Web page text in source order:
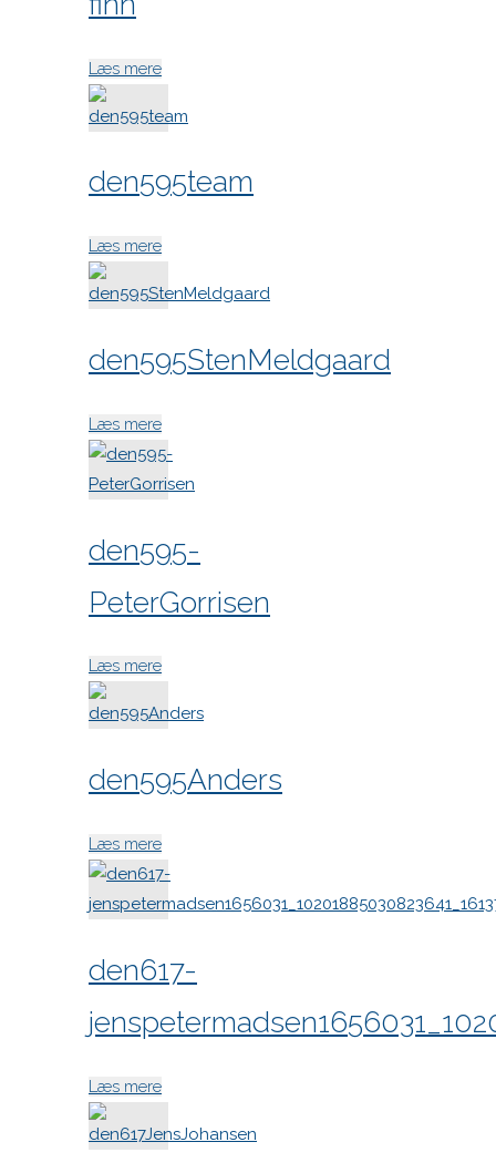
Læs mere"den591-
den595team
Læs mere"den595team"
den595StenMeldgaard
Læs mere"den595StenMeldgaard"
den595-
PeterGorrisen
Læs mere"den595-
den595Anders
Læs mere"den595Anders"
den617-
Læs mere"den617-